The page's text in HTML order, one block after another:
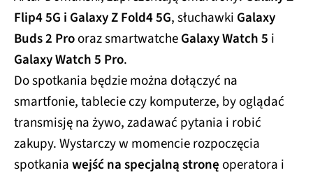
Flip4 5G i Galaxy Z Fold45G, słuchawki Galaxy
Buds 2 Prooraz smartwatcheGalaxy Watch 5 i
Galaxy Watch 5 Pro.
Do spotkania będzie można dołączyć na
smartfonie, tablecie czy komputerze, by oglądać
transmisję na żywo, zadawać pytania i robić
zakupy. Wystarczy w momencie rozpoczęcia
spotkaniawejść na specjalną stronęoperatora i